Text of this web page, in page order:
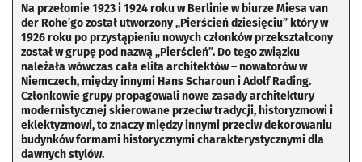
Na przełomie 1923 i 1924 roku w Berlinie w biurze Miesa van
der Rohe’go został utworzony „Pierścień dziesięciu” który w
1926 roku po przystąpieniu nowych członków przekształcony
został w grupę pod nazwą „Pierścień”. Do tego związku
należała wówczas cała elita architektów – nowatorów w
Niemczech, między innymi Hans Scharoun i Adolf Rading.
Członkowie grupy propagowali nowe zasady architektury
modernistycznej skierowane przeciw tradycji, historyzmowi i
eklektyzmowi, to znaczy między innymi przeciw dekorowaniu
budynków formami historycznymi charakterystycznymi dla
dawnych stylów.